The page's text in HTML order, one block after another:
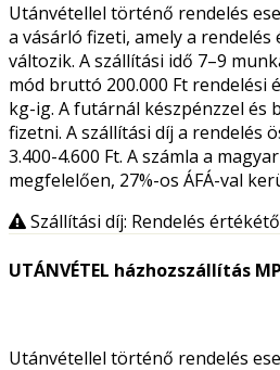
Utánvétellel történő rendelés
a vásárló fizeti, amely a
változik. A szállítási idő 7–9
mód bruttó 200.000 Ft rendelési
kg-ig. A futárnál készpénzzel és
fizetni. A szállítási díj a rendelés
3.400-4.600 Ft. A számla a
megfelelően, 27%-os ÁFÁ-val
Szállítási díj: Rendelés
UTÁNVÉTEL házhozszállítás
Utánvétellel történő rendelés